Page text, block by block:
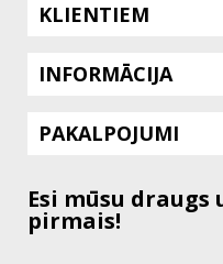
KLIENTIEM
INFORMĀCIJA
PAKALPOJUMI
Esi mūsu draugs
pirmais!